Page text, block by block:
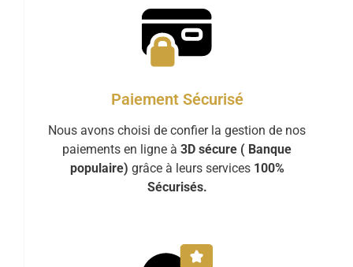
Paiement Sécurisé
Nous avons choisi de confier la gestion de nos
paiements en ligne à 3D sécure ( Banque
populaire) grâce à leurs services 100%
Sécurisés.